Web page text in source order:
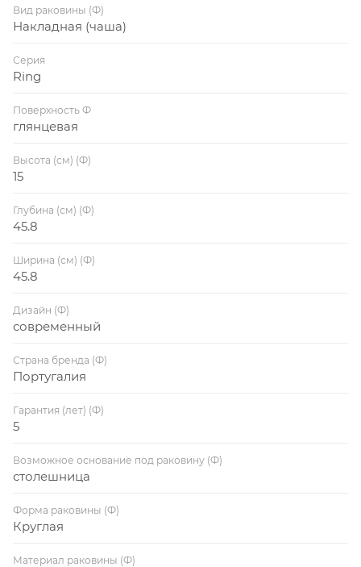
Вид раковины (Ф)
Накладная (чаша)
Серия
Ring
Поверхность Ф
глянцевая
Высота (см) (Ф)
15
Глубина (см) (Ф)
45.8
Ширина (см) (Ф)
45.8
Дизайн (Ф)
современный
Страна бренда (Ф)
Португалия
Гарантия (лет) (Ф)
5
Возможное основание под раковину (Ф)
столешница
Форма раковины (Ф)
Круглая
Материал раковины (Ф)